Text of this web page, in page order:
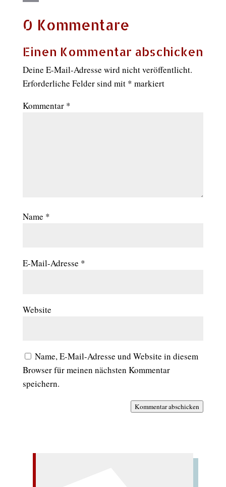
0 Kommentare
Einen Kommentar abschicken
Deine E-Mail-Adresse wird nicht veröffentlicht.
Erforderliche Felder sind mit * markiert
Kommentar *
Name *
E-Mail-Adresse *
Website
Name, E-Mail-Adresse und Website in diesem
Browser für meinen nächsten Kommentar
speichern.
Kommentar abschicken